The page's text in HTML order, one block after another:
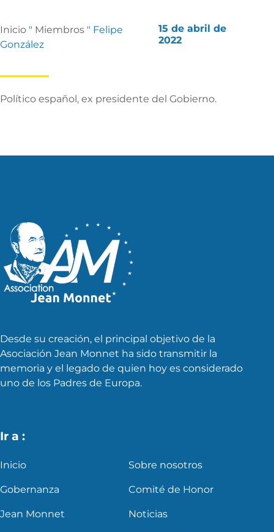
Inicio " Miembros " Felipe
González
15 de abril de
2022
Político español, ex presidente del Gobierno.
Desde su creación, el principal objetivo de la
Asociación Jean Monnet ha sido transmitir la
memoria y el legado de quien hoy es considerado
uno de los Padres de Europa.
Ir a :
Inicio Sobre nosotros
Gobernanza Comité de Honor
Jean Monnet Noticias